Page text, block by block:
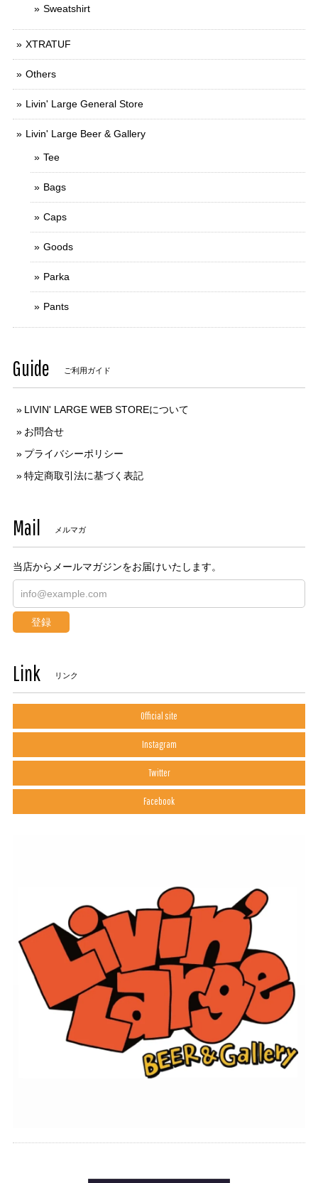
Sweatshirt
XTRATUF
Others
Livin' Large General Store
Livin' Large Beer & Gallery
Tee
Bags
Caps
Goods
Parka
Pants
Guide ご利用ガイド
LIVIN' LARGE WEB STOREについて
お問合せ
プライバシーポリシー
特定商取引法に基づく表記
Mail メルマガ
当店からメールマガジンをお届けいたします。
登録
Link リンク
Official site
Instagram
Twitter
Facebook